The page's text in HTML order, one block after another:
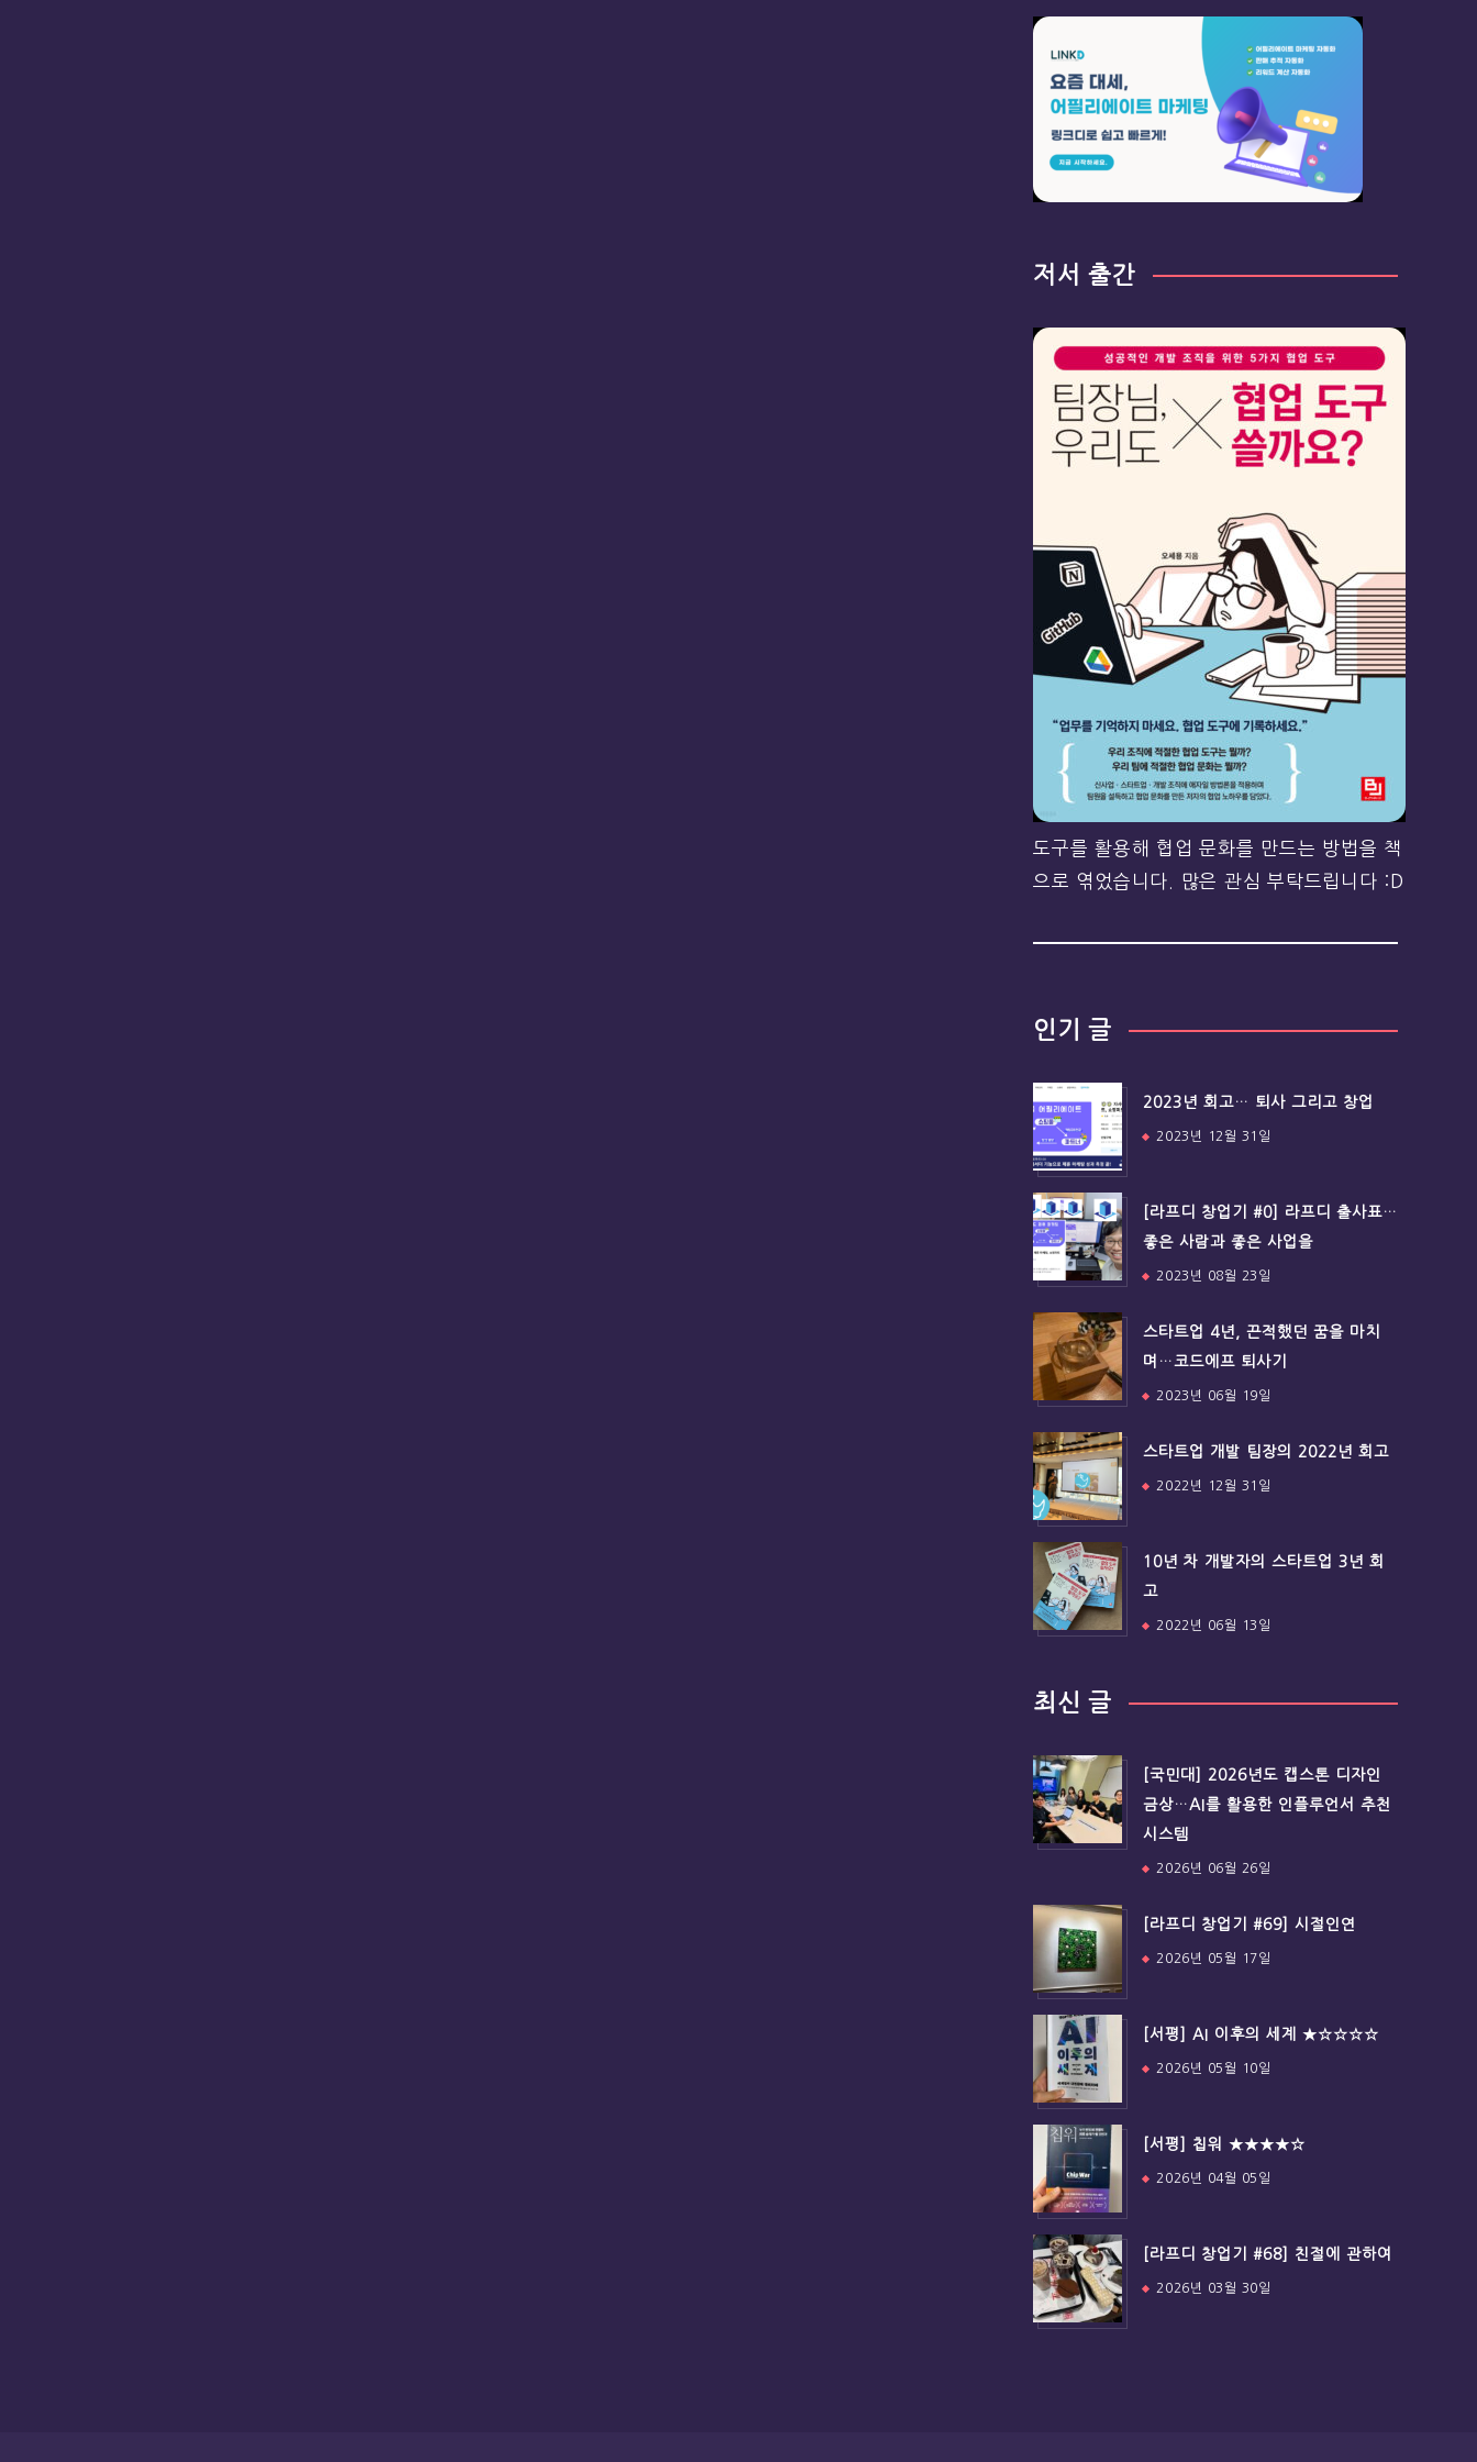
저서 출간
도구를 활용해 협업 문화를 만드는 방법을 책
으로 엮었습니다. 많은 관심 부탁드립니다 :D
인기 글
2023년 회고… 퇴사 그리고 창업
2023년 12월 31일
[라프디 창업기 #0] 라프디 출사표…
좋은 사람과 좋은 사업을
2023년 08월 23일
스타트업 4년, 끈적했던 꿈을 마치
며…코드에프 퇴사기
2023년 06월 19일
스타트업 개발 팀장의 2022년 회고
2022년 12월 31일
10년 차 개발자의 스타트업 3년 회
고
2022년 06월 13일
최신 글
[국민대] 2026년도 캡스톤 디자인
금상…AI를 활용한 인플루언서 추천
시스템
2026년 06월 26일
[라프디 창업기 #69] 시절인연
2026년 05월 17일
[서평] AI 이후의 세계 ★☆☆☆☆
2026년 05월 10일
[서평] 칩워 ★★★★☆
2026년 04월 05일
[라프디 창업기 #68] 친절에 관하여
2026년 03월 30일